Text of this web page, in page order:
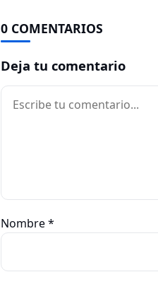
0 COMENTARIOS
Deja tu comentario
Comentario
Nombre*